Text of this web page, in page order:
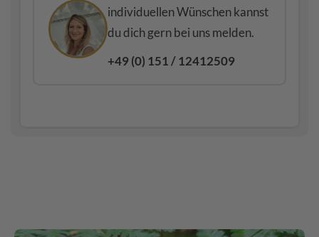
individuellen Wünschen kannst
du dich gern bei uns melden.
+49 (0) 151 / 12412509